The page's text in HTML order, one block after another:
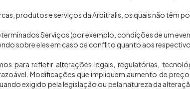
produtos e serviços da Arbitralis, os quais não têm
Serviços (por exemplo, condições de um
sobre eles em caso de conflito quanto aos
para refletir alterações legais, regulatórias,
Modificações que impliquem aumento de
exigido pela legislação ou pela natureza da